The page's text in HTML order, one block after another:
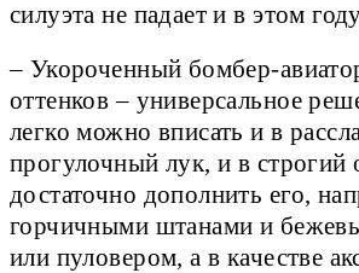
силуэта не падает и в этом
– Укороченный бомбер-
оттенков – универсальное
легко можно вписать и в
прогулочный лук, и в строгий
достаточно дополнить его,
горчичными штанами и
или пуловером, а в качестве